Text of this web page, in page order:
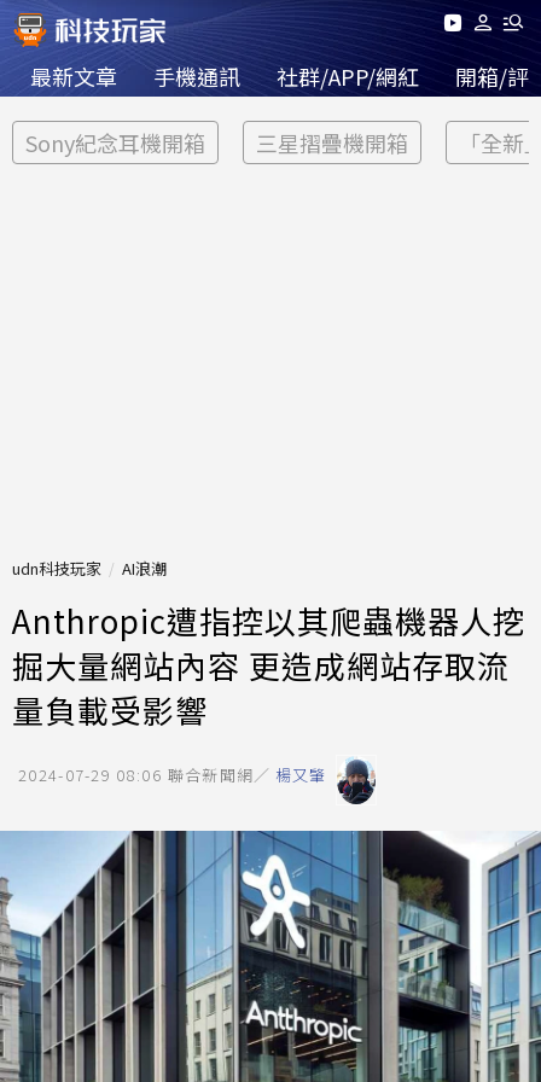
最新文章 手機通訊 社群/APP/網紅 開箱/評
Sony紀念耳機開箱 三星摺疊機開箱 「全新
udn科技玩家 AI浪潮
Anthropic遭指控以其爬蟲機器人挖
掘大量網站內容 更造成網站存取流
量負載受影響
2024-07-29 08:06 聯合新聞網／ 楊又肇